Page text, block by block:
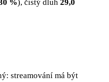
%), čistý dluh 29,0
streamování má být